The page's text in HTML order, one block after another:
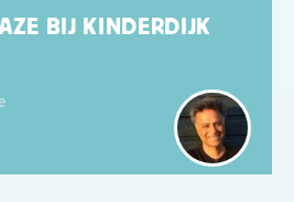
BIJ KINDERDIJK